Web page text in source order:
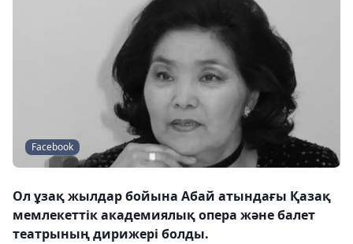
Facebook
Ол ұзақ жылдар бойына Абай атындағы Қазақ
мемлекеттік академиялық опера және балет
театрының дирижері болды.